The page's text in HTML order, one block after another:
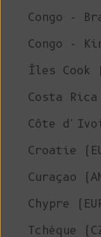
Congo -
Congo -
Îles Cook
Costa Rica
Côte
Croatie
Curaçao
Chypre
Tchèque